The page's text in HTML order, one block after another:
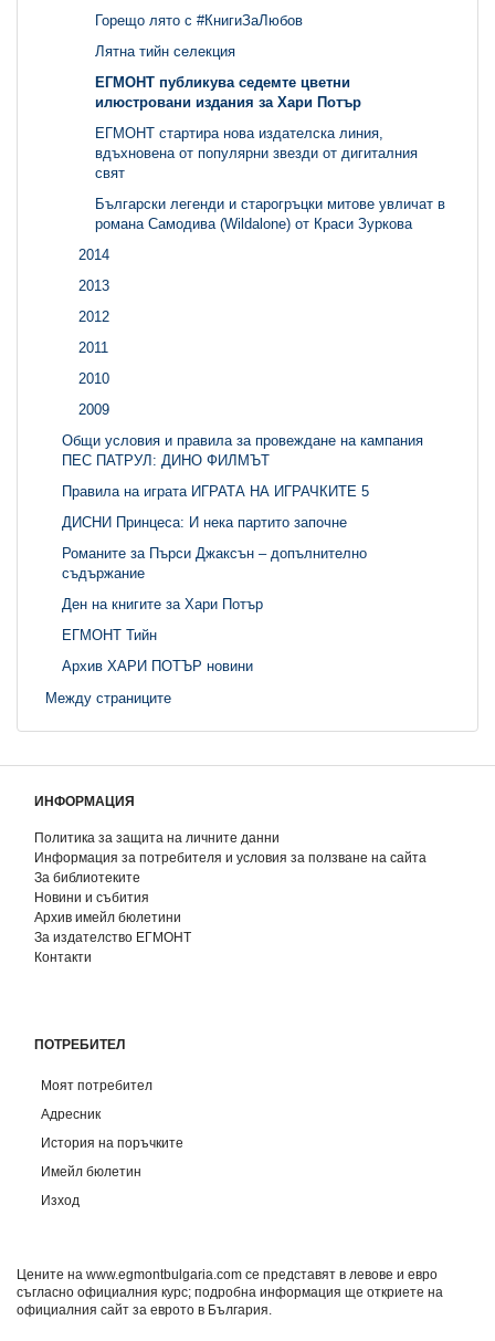
Горещо лято с #КнигиЗаЛюбов
Лятна тийн селекция
ЕГМОНТ публикува седемте цветни
илюстровани издания за Хари Потър
ЕГМОНТ стартира нова издателска линия,
вдъхновена от популярни звезди от дигиталния
свят
Български легенди и старогръцки митове увличат в
романа Самодива (Wildalone) от Краси Зуркова
2014
2013
2012
2011
2010
2009
Общи условия и правила за провеждане на кампания
ПЕС ПАТРУЛ: ДИНО ФИЛМЪТ
Правила на играта ИГРАТА НА ИГРАЧКИТЕ 5
ДИСНИ Принцеса: И нека партито започне
Романите за Пърси Джаксън – допълнително
съдържание
Ден на книгите за Хари Потър
ЕГМОНТ Тийн
Архив ХАРИ ПОТЪР новини
Между страниците
ИНФОРМАЦИЯ
Политика за защита на личните данни
Информация за потребителя и условия за ползване на сайта
За библиотеките
Новини и събития
Архив имейл бюлетини
За издателство ЕГМОНТ
Контакти
ПОТРЕБИТЕЛ
Моят потребител
Адресник
История на поръчките
Имейл бюлетин
Изход
Цените на www.egmontbulgaria.com се представят в левове и евро
съгласно официалния курс; подробна информация ще откриете на
официалния сайт за еврото в България